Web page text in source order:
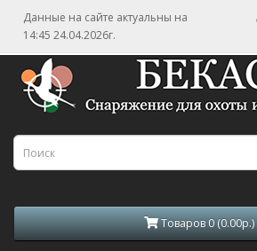
Данные на сайте актуальны на
14:45 24.04.2026г.
Товаров 0 (0.00р.)